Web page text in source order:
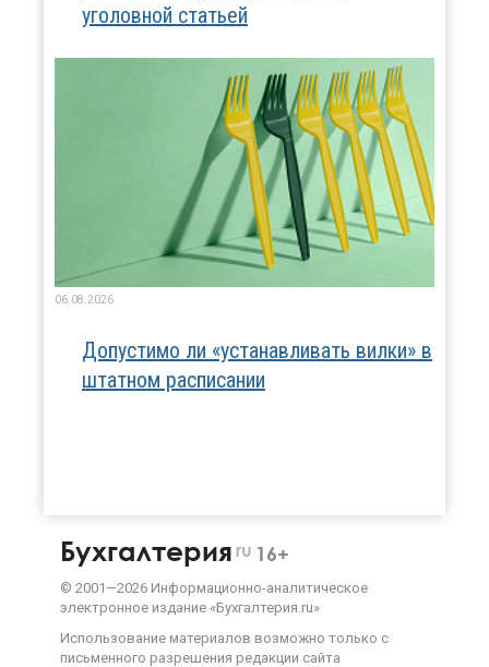
уголовной статьей
06.08.2026
Допустимо ли «устанавливать вилки» в
штатном расписании
Бухгалтерия ru 16+
© 2001—2026 Информационно-аналитическое
электронное издание «Бухгалтерия.ru»
Использование материалов возможно только с
письменного разрешения редакции сайта